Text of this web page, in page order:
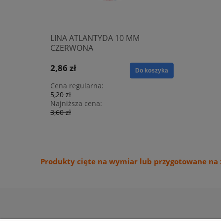
LINA ATLANTYDA 10 MM
CZERWONA
2,86 zł
Cena regularna:
5,20 zł
Najniższa cena:
3,60 zł
Do koszyka
Produkty cięte na wymiar lub przygotowane